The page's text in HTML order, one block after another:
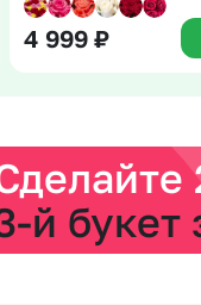
4 999 ₽
й букет